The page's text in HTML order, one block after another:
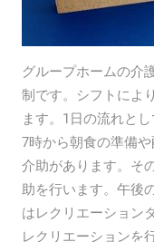
グループホームの介
制です。シフトによ
ます。1日の流れと
7時から朝食の準備
介助があります。そ
助を行います。午後
はレクリエーション
レクリエーションを